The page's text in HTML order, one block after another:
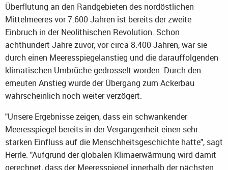
Überflutung an den Randgebieten des nordöstlichen
Mittelmeeres vor 7.600 Jahren ist bereits der zweite
Einbruch in der Neolithischen Revolution. Schon
achthundert Jahre zuvor, vor circa 8.400 Jahren, war sie
durch einen Meeresspiegelanstieg und die darauffolgenden
klimatischen Umbrüche gedrosselt worden. Durch den
erneuten Anstieg wurde der Übergang zum Ackerbau
wahrscheinlich noch weiter verzögert.
"Unsere Ergebnisse zeigen, dass ein schwankender
Meeresspiegel bereits in der Vergangenheit einen sehr
starken Einfluss auf die Menschheitsgeschichte hatte", sagt
Herrle. "Aufgrund der globalen Klimaerwärmung wird damit
gerechnet, dass der Meeresspiegel innerhalb der nächsten